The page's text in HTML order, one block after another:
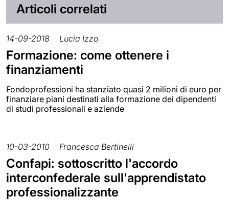
Articoli correlati
14-09-2018 Lucia Izzo
Formazione: come ottenere i
finanziamenti
Fondoprofessioni ha stanziato quasi 2 milioni di euro per
finanziare piani destinati alla formazione dei dipendenti
di studi professionali e aziende
10-03-2010 Francesca Bertinelli
Confapi: sottoscritto l'accordo
interconfederale sull'apprendistato
professionalizzante